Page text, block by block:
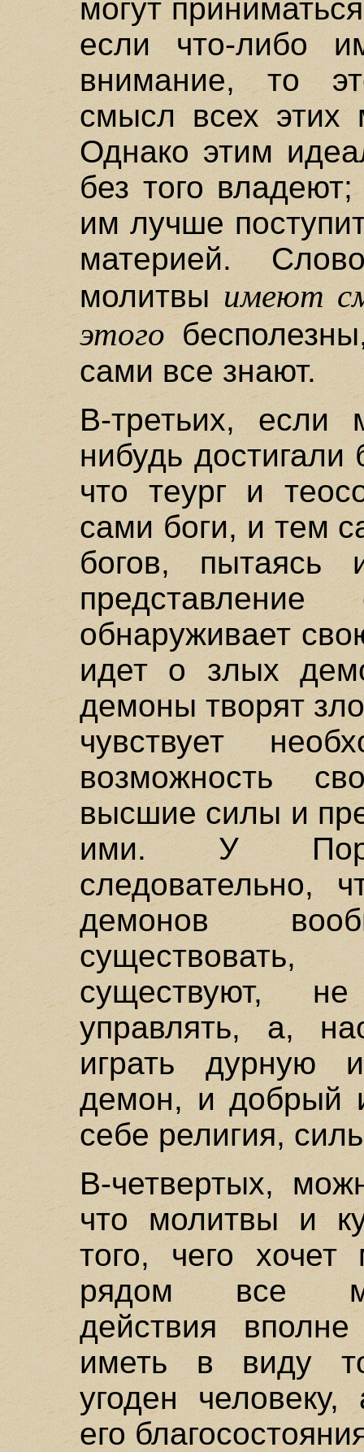
могут
если что-либо
внимание, то
смысл всех этих
Однако этим
без того
им лучше
материей.
молитвыимеют
этого
сами все знают.
В-третьих, если
нибудь
что теург и
сами боги, и тем
богов, пытаясь
обнаруживает
идет о злых
демоны творят
чувствует
возможность
высшие силы и
ими. У
следовательно,
демонов
существуют,
управлять, а,
играть дурную
демон, и добрый
себе религия,
В-четвертых,
что молитвы и
того, чего
рядом все
действия
иметь в виду
угоден
его